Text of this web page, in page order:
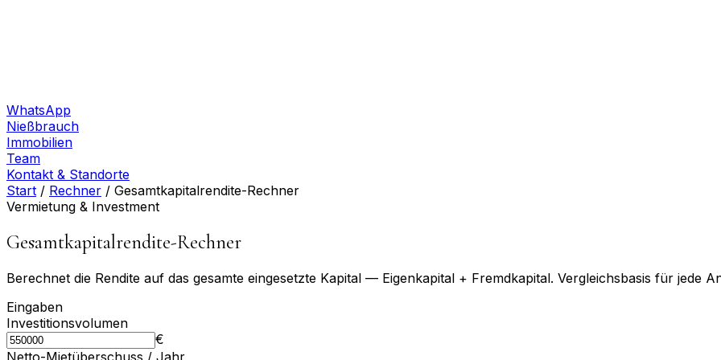
WhatsApp
Nießbrauch
Immobilien
Team
Kontakt & Standorte
Start / Rechner / Gesamtkapitalrendite-Rechner
Vermietung & Investment
Gesamtkapitalrendite-Rechner
Berechnet die Rendite auf das gesamte eingesetzte Kapital — Eigenkapital + Fremdkapital. Vergleichs­basis für jede
Eingaben
Investitions­volumen
€
Netto-Mietüberschuss / Jahr